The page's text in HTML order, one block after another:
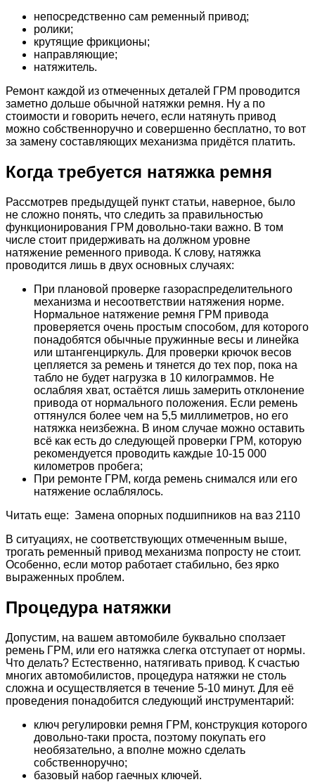
непосредственно сам ременный привод;
ролики;
крутящие фрикционы;
направляющие;
натяжитель.
Ремонт каждой из отмеченных деталей ГРМ проводится
заметно дольше обычной натяжки ремня. Ну а по
стоимости и говорить нечего, если натянуть привод
можно собственноручно и совершенно бесплатно, то вот
за замену составляющих механизма придётся платить.
Когда требуется натяжка ремня
Рассмотрев предыдущей пункт статьи, наверное, было
не сложно понять, что следить за правильностью
функционирования ГРМ довольно-таки важно. В том
числе стоит придерживать на должном уровне
натяжение ременного привода. К слову, натяжка
проводится лишь в двух основных случаях:
При плановой проверке газораспределительного
механизма и несоответствии натяжения норме.
Нормальное натяжение ремня ГРМ привода
проверяется очень простым способом, для которого
понадобятся обычные пружинные весы и линейка
или штангенциркуль. Для проверки крючок весов
цепляется за ремень и тянется до тех пор, пока на
табло не будет нагрузка в 10 килограммов. Не
ослабляя хват, остаётся лишь замерить отклонение
привода от нормального положения. Если ремень
оттянулся более чем на 5,5 миллиметров, но его
натяжка неизбежна. В ином случае можно оставить
всё как есть до следующей проверки ГРМ, которую
рекомендуется проводить каждые 10-15 000
километров пробега;
При ремонте ГРМ, когда ремень снимался или его
натяжение ослаблялось.
Читать еще: Замена опорных подшипников на ваз 2110
В ситуациях, не соответствующих отмеченным выше,
трогать ременный привод механизма попросту не стоит.
Особенно, если мотор работает стабильно, без ярко
выраженных проблем.
Процедура натяжки
Допустим, на вашем автомобиле буквально сползает
ремень ГРМ, или его натяжка слегка отступает от нормы.
Что делать? Естественно, натягивать привод. К счастью
многих автомобилистов, процедура натяжки не столь
сложна и осуществляется в течение 5-10 минут. Для её
проведения понадобится следующий инструментарий:
ключ регулировки ремня ГРМ, конструкция которого
довольно-таки проста, поэтому покупать его
необязательно, а вполне можно сделать
собственноручно;
базовый набор гаечных ключей.